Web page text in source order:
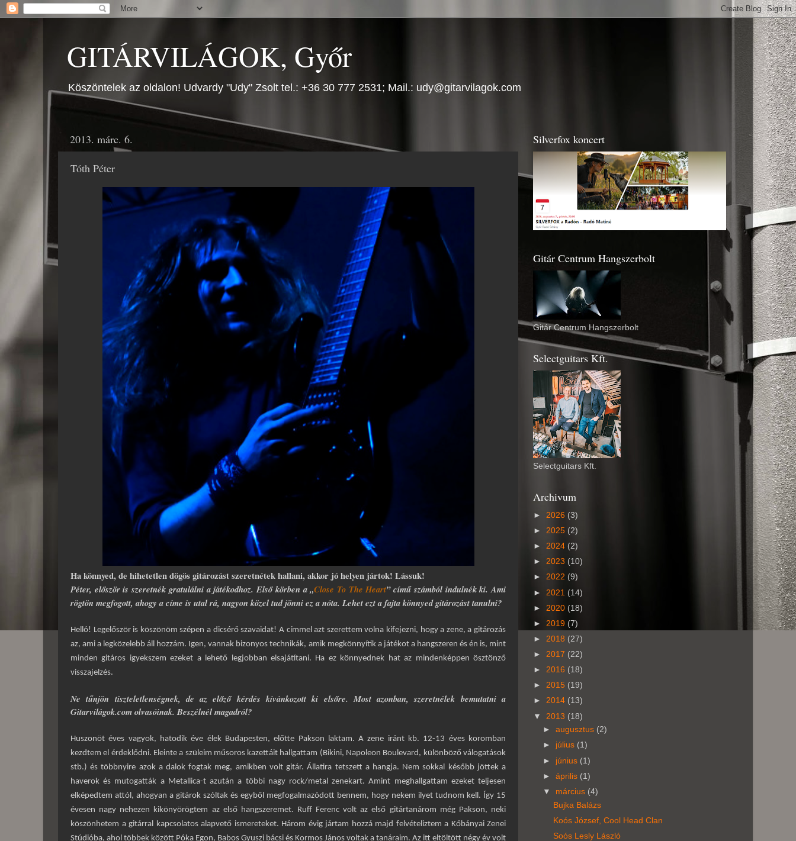
GITÁRVILÁGOK, Győr
Köszöntelek az oldalon! Udvardy "Udy" Zsolt tel.: +36 30 777 2531; Mail.: udy@gitarvilagok.com
2013. márc. 6.
Tóth Péter
Ha könnyed, de hihetetlen dögös gitározást szeretnétek hallani, akkor jó helyen jártok! Lássuk!
Péter, először is szeretnék gratulálni a játékodhoz. Első körben a „Close To The Heart” című számból indulnék ki. Ami
rögtön megfogott, ahogy a címe is utal rá, nagyon közel tud jönni ez a nóta. Lehet ezt a fajta könnyed gitározást tanulni?
Helló! Legelőször is köszönöm szépen a dicsérő szavaidat! A címmel azt szerettem volna kifejezni, hogy a zene, a gitározás
az, ami a legközelebb áll hozzám. Igen, vannak bizonyos technikák, amik megkönnyítik a játékot a hangszeren és én is, mint
minden gitáros igyekszem ezeket a lehető legjobban elsajátítani. Ha ez könnyednek hat az mindenképpen ösztönző
visszajelzés.
Ne tűnjön tiszteletlenségnek, de az előző kérdés kívánkozott ki elsőre. Most azonban, szeretnélek bemutatni a
Gitarvilágok.com olvasóinak. Beszélnél magadról?
Huszonöt éves vagyok, hatodik éve élek Budapesten, előtte Pakson laktam. A zene iránt kb. 12-13 éves koromban
kezdtem el érdeklődni. Eleinte a szüleim műsoros kazettáit hallgattam (Bikini, Napoleon Boulevard, különböző válogatások
stb.) és többnyire azok a dalok fogtak meg, amikben volt gitár. Állatira tetszett a hangja. Nem sokkal később jöttek a
haverok és mutogatták a Metallica-t azután a többi nagy rock/metal zenekart. Amint meghallgattam ezeket teljesen
elképedtem attól, ahogyan a gitárok szóltak és egyből megfogalmazódott bennem, hogy nekem ilyet tudnom kell. Így 15
évesen nagy nehezen kikönyörögtem az első hangszeremet. Ruff Ferenc volt az első gitártanárom még Pakson, neki
köszönhetem a gitárral kapcsolatos alapvető ismereteket. Három évig jártam hozzá majd felvételiztem a Kőbányai Zenei
Stúdióba, ahol többek között Póka Egon, Babos Gyuszi bácsi és Kormos János voltak a tanáraim. Az itt eltöltött négy év volt
Silverfox koncert
Gitár Centrum Hangszerbolt
Gitár Centrum Hangszerbolt
Selectguitars Kft.
Selectguitars Kft.
Archivum
► 2026 (3)
► 2025 (2)
► 2024 (2)
► 2023 (10)
► 2022 (9)
► 2021 (14)
► 2020 (18)
► 2019 (7)
► 2018 (27)
► 2017 (22)
► 2016 (18)
► 2015 (19)
► 2014 (13)
▼ 2013 (18)
►augusztus (2)
► július (1)
► június (1)
►április (1)
▼ március (4)
Bujka Balázs
Koós József, Cool Head Clan
Soós Lesly László